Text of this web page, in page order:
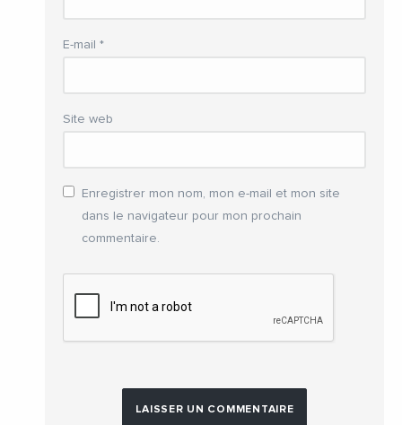
E-mail *
Site web
Enregistrer mon nom, mon e-mail et mon site
dans le navigateur pour mon prochain
commentaire.